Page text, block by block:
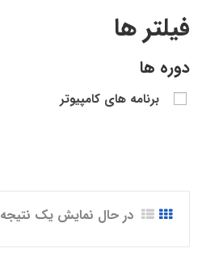
در حال نمایش یک نتیجه
فیلتر ها
دوره ها
برنامه های کامپیوتر